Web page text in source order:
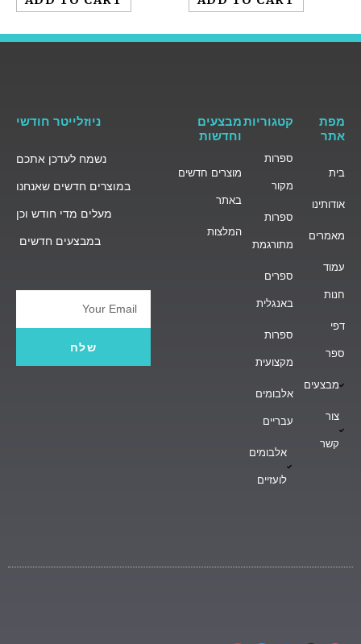
מפת
אתר
בית
אודותינו
מאמרים
עמוד
חנות
דפי
ספר
מבצעים
צור
קשר
קטגוריות
ספרות
מקור
ספרות
מתורגמת
ספרים
באנגלית
ספרות
מקצועית
אלבומים
עבריים
אלבומים
לועזיים
מבצעים
וחדשות
מוצרים חדשים
באתר
המלצות
ניוזלייטר חודשי
נשמח לעדכן אתכם
במוצרים חדשים שאנחנו
מעלים מדי חודש וכן
במבצעים חדשים
Email
שלח